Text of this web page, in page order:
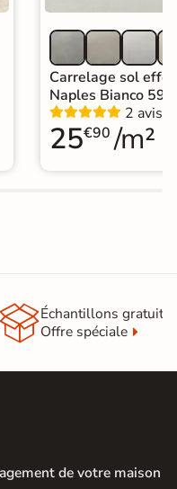
Carrelage sol
Naples Bianco
2 avis
25€90 /m²
Échantillons gratuit
Offre spéciale
de votre maison